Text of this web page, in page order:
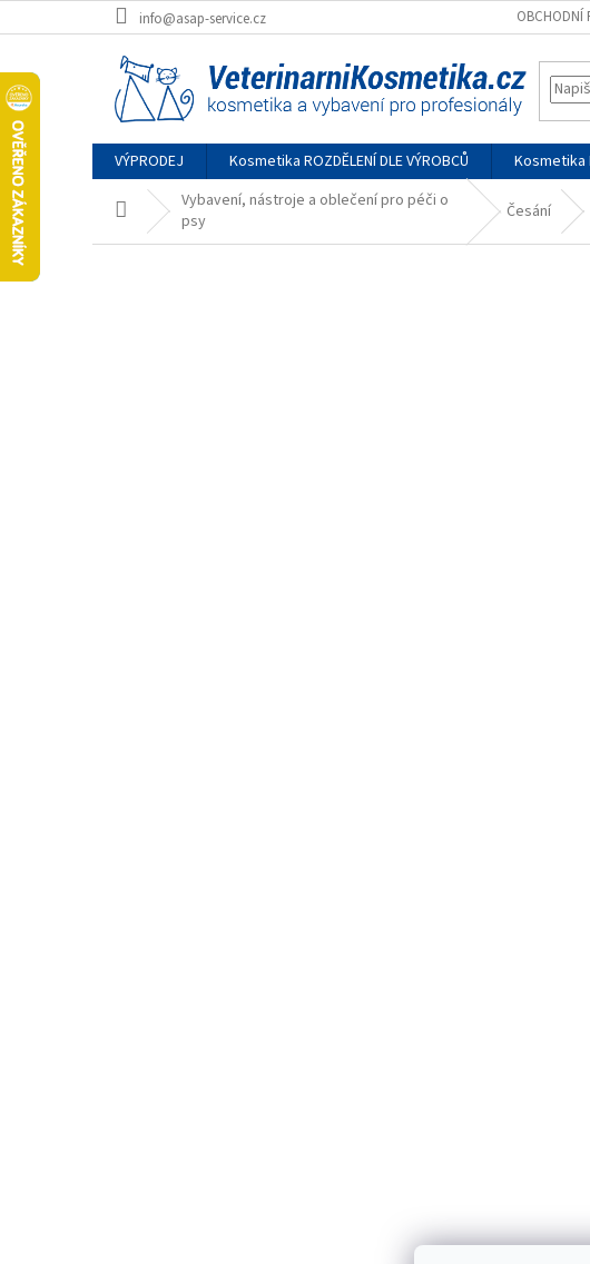
na
info@asap-service.cz OBCHODNÍ
VÝPRODEJ Kosmetika ROZDĚLENÍ DLE VÝROBCŮ Kosmetika
Domů Vybavení, nástroje a oblečení pro péči o
psy
Česání